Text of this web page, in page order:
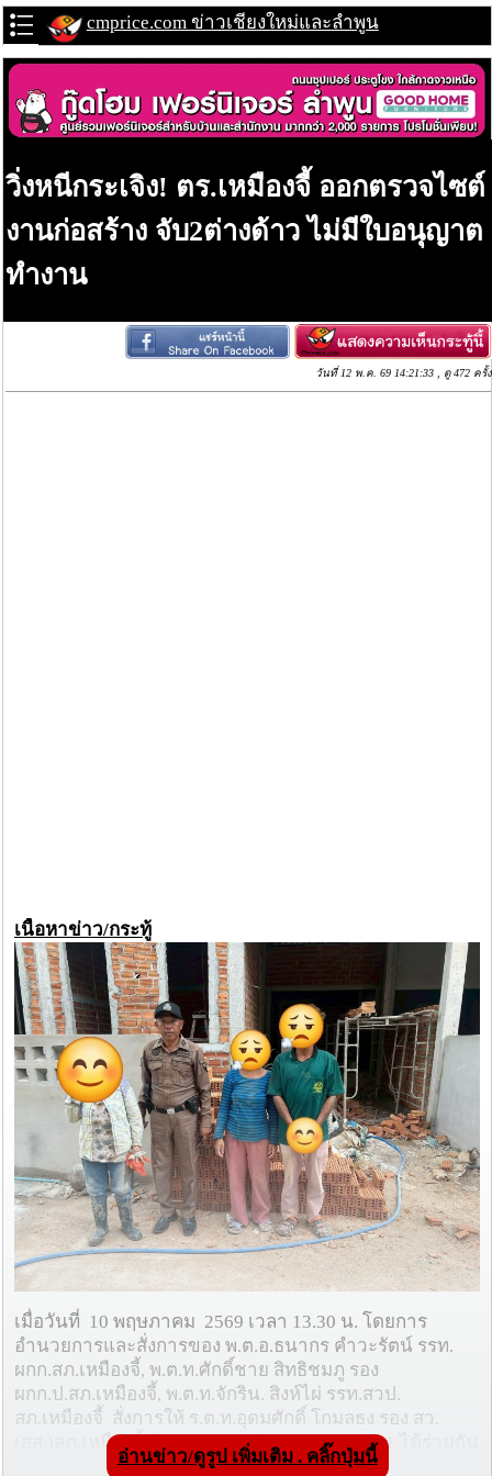
cmprice.com ข่าวเชียงใหม่และลำพูน
วิ่งหนีกระเจิง! ตร.เหมืองจี้ ออกตรวจไซต์
งานก่อสร้าง จับ2ต่างด้าว ไม่มีใบอนุญาต
ทำงาน
วันที่ 12 พ.ค. 69 14:21:33 , ดู 472 ครั้ง
เนื้อหาข่าว/กระทู้
เมื่อวันที่ 10 พฤษภาคม 2569 เวลา 13.30 น. โดยการ
อำนวยการและสั่งการของ พ.ต.อ.ธนากร คำวะรัตน์ รรท.
ผกก.สภ.เหมืองจี้, พ.ต.ท.ศักดิ์ชาย สิทธิชมภู รอง
ผกก.ป.สภ.เหมืองจี้, พ.ต.ท.จักริน. สิงห์ไผ่ รรท.สวป.
สภ.เหมืองจี้ สั่งการให้ ร.ต.ท.อุดมศักดิ์ โกมลธง รอง สว.
(สส.)สภ.เหมืองจี้ ร้อยเวร 20 พร้อมสายตรวจ 201 ได้ร่วมกัน
ออกตรวจ พบชายหญิง จำนวนหลายคน กำลังทำงาน
อ่านข่าว/ดูรูป เพิ่มเติม . คลิ๊กปุ่มนี้